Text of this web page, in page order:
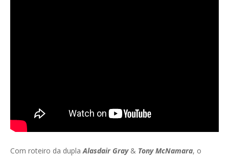
Com roteiro da duplaAlasdair Gray& Tony McNamara, o